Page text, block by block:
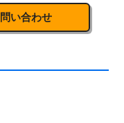
い合わせ